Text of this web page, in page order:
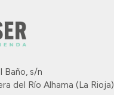
Baño, s/n
del Río Alhama (La Rioja)